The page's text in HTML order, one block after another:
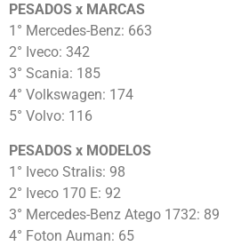
PESADOS x MARCAS
1° Mercedes-Benz: 663
2° Iveco: 342
3° Scania: 185
4° Volkswagen: 174
5° Volvo: 116
PESADOS x MODELOS
1° Iveco Stralis: 98
2° Iveco 170 E: 92
3° Mercedes-Benz Atego 1732: 89
4° Foton Auman: 65